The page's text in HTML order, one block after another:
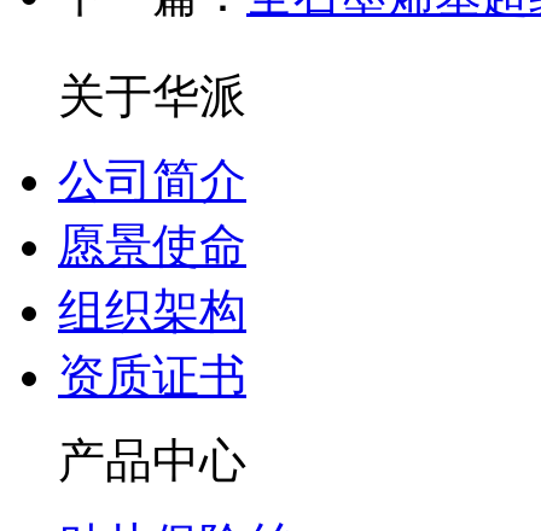
关于华派
公司简介
愿景使命
组织架构
资质证书
产品中心